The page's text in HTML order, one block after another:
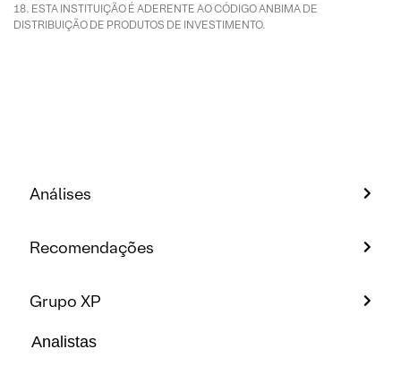
ESTA INSTITUIÇÃO É ADERENTE AO CÓDIGO ANBIMA DE
DISTRIBUIÇÃO DE PRODUTOS DE INVESTIMENTO.
Análises
Recomendações
Grupo XP
Analistas